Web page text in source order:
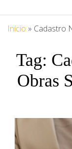
Início » Cadastro
Tag:
Obras